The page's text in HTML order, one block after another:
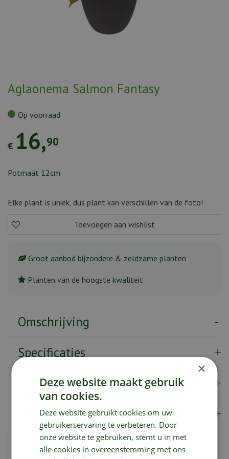
Aglaonema Salmon Fantasy
€ 16,90
Op voorraad
Potmaat 12cm
Elke plant is uniek, dus plant kan verschillen van de foto!
Groot aanbod bijzondere & zeldzame planten
Planten van de hoogste kwaliteit
Omschrijving
Specificaties
Verzendkosten
Showroom
De Aglaonema Salmon Fantasy, in het Nederlands ook
wel Chinese Evergreen genoemd, brengt kleur in de
×
Deze website maakt gebruik
van cookies.
Deze website gebruikt cookies om uw
gebruikerservaring te verbeteren. Door
onze website te gebruiken, stemt u in met
alle cookies in overeenstemming met ons